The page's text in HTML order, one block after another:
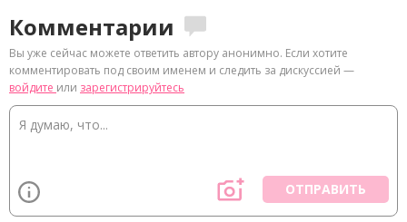
Комментарии
Вы уже сейчас можете ответить автору анонимно. Если хотите
комментировать под своим именем и следить за дискуссией —
войдите или зарегистрируйтесь
ОТПРАВИТЬ